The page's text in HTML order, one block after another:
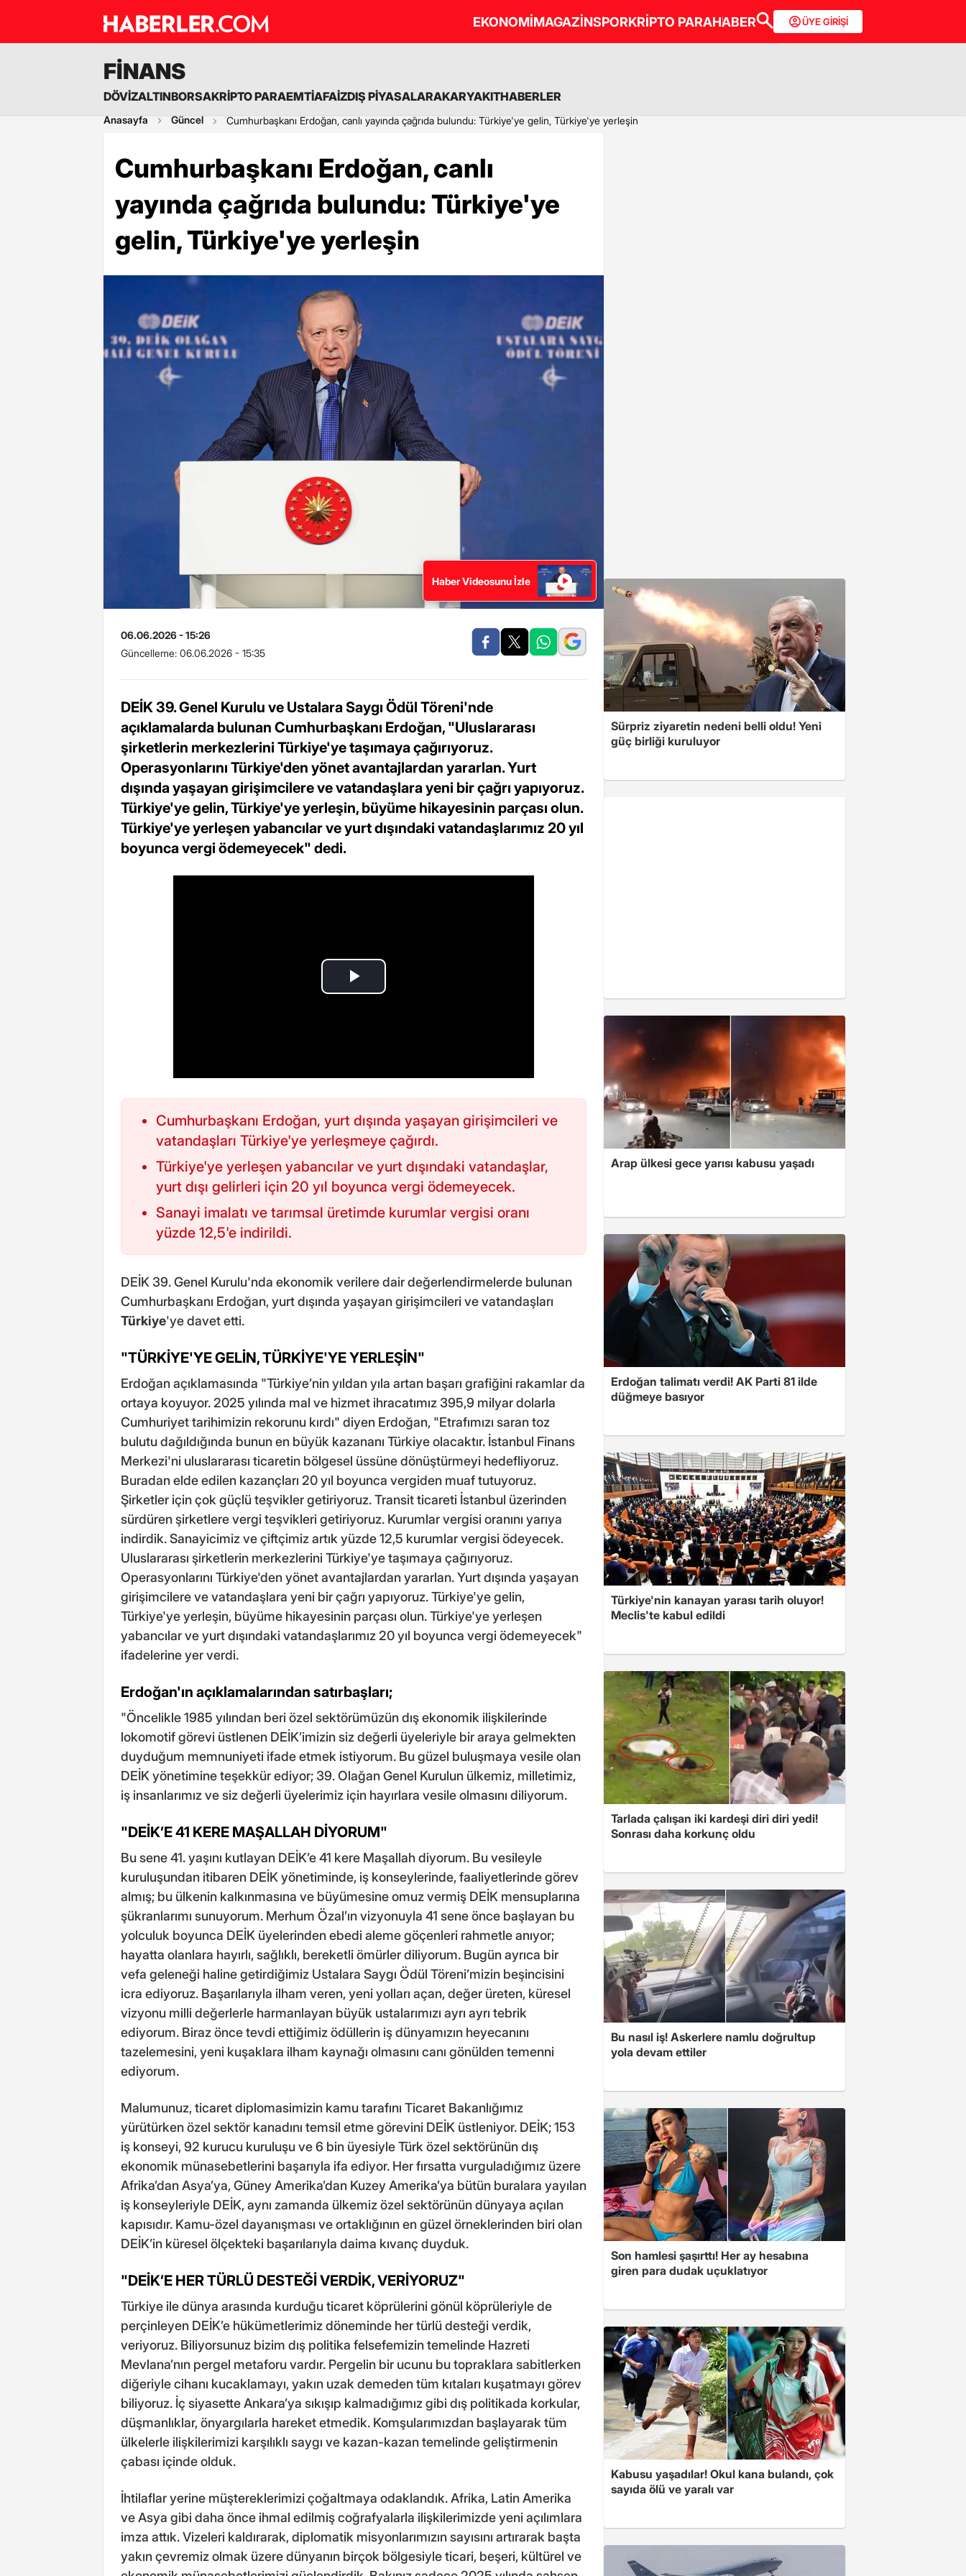
EKONOMİMAGAZİNSPORKRİPTO PARAHABER ÜYE GİRİŞİ
FİNANS
DÖVİZALTINBORSAKRİPTO PARAEMTİAFAİZDIŞ PİYASALARAKARYAKITHABERLER
Anasayfa Güncel Cumhurbaşkanı Erdoğan, canlı yayında çağrıda bulundu: Türkiye'ye gelin, Türkiye'ye yerleşin
Cumhurbaşkanı Erdoğan, canlı
yayında çağrıda bulundu: Türkiye'ye
gelin, Türkiye'ye yerleşin
Haber Videosunu İzle
06.06.2026 - 15:26
Güncelleme: 06.06.2026 - 15:35
DEİK 39. Genel Kurulu ve Ustalara Saygı Ödül Töreni'nde
açıklamalarda bulunan Cumhurbaşkanı Erdoğan, "Uluslararası
şirketlerin merkezlerini Türkiye'ye taşımaya çağırıyoruz.
Operasyonlarını Türkiye'den yönet avantajlardan yararlan. Yurt
dışında yaşayan girişimcilere ve vatandaşlara yeni bir çağrı yapıyoruz.
Türkiye'ye gelin, Türkiye'ye yerleşin, büyüme hikayesinin parçası olun.
Türkiye'ye yerleşen yabancılar ve yurt dışındaki vatandaşlarımız 20 yıl
boyunca vergi ödemeyecek" dedi.
Cumhurbaşkanı Erdoğan, yurt dışında yaşayan girişimcileri ve
vatandaşları Türkiye'ye yerleşmeye çağırdı.
Türkiye'ye yerleşen yabancılar ve yurt dışındaki vatandaşlar,
yurt dışı gelirleri için 20 yıl boyunca vergi ödemeyecek.
Sanayi imalatı ve tarımsal üretimde kurumlar vergisi oranı
yüzde 12,5'e indirildi.
DEİK 39. Genel Kurulu'nda ekonomik verilere dair değerlendirmelerde bulunan
Cumhurbaşkanı Erdoğan, yurt dışında yaşayan girişimcileri ve vatandaşları
Türkiye'ye davet etti.
"TÜRKİYE'YE GELİN, TÜRKİYE'YE YERLEŞİN"
Erdoğan açıklamasında "Türkiye’nin yıldan yıla artan başarı grafiğini rakamlar da
ortaya koyuyor. 2025 yılında mal ve hizmet ihracatımız 395,9 milyar dolarla
Cumhuriyet tarihimizin rekorunu kırdı" diyen Erdoğan, "Etrafımızı saran toz
bulutu dağıldığında bunun en büyük kazananı Türkiye olacaktır. İstanbul Finans
Merkezi'ni uluslararası ticaretin bölgesel üssüne dönüştürmeyi hedefliyoruz.
Buradan elde edilen kazançları 20 yıl boyunca vergiden muaf tutuyoruz.
Şirketler için çok güçlü teşvikler getiriyoruz. Transit ticareti İstanbul üzerinden
sürdüren şirketlere vergi teşvikleri getiriyoruz. Kurumlar vergisi oranını yarıya
indirdik. Sanayicimiz ve çiftçimiz artık yüzde 12,5 kurumlar vergisi ödeyecek.
Uluslararası şirketlerin merkezlerini Türkiye'ye taşımaya çağırıyoruz.
Operasyonlarını Türkiye'den yönet avantajlardan yararlan. Yurt dışında yaşayan
girişimcilere ve vatandaşlara yeni bir çağrı yapıyoruz. Türkiye'ye gelin,
Türkiye'ye yerleşin, büyüme hikayesinin parçası olun. Türkiye'ye yerleşen
yabancılar ve yurt dışındaki vatandaşlarımız 20 yıl boyunca vergi ödemeyecek"
ifadelerine yer verdi.
Erdoğan'ın açıklamalarından satırbaşları;
"Öncelikle 1985 yılından beri özel sektörümüzün dış ekonomik ilişkilerinde
lokomotif görevi üstlenen DEİK’imizin siz değerli üyeleriyle bir araya gelmekten
duyduğum memnuniyeti ifade etmek istiyorum. Bu güzel buluşmaya vesile olan
DEİK yönetimine teşekkür ediyor; 39. Olağan Genel Kurulun ülkemiz, milletimiz,
iş insanlarımız ve siz değerli üyelerimiz için hayırlara vesile olmasını diliyorum.
"DEİK’E 41 KERE MAŞALLAH DİYORUM"
Bu sene 41. yaşını kutlayan DEİK’e 41 kere Maşallah diyorum. Bu vesileyle
kuruluşundan itibaren DEİK yönetiminde, iş konseylerinde, faaliyetlerinde görev
almış; bu ülkenin kalkınmasına ve büyümesine omuz vermiş DEİK mensuplarına
şükranlarımı sunuyorum. Merhum Özal’ın vizyonuyla 41 sene önce başlayan bu
yolculuk boyunca DEİK üyelerinden ebedi aleme göçenleri rahmetle anıyor;
hayatta olanlara hayırlı, sağlıklı, bereketli ömürler diliyorum. Bugün ayrıca bir
vefa geleneği haline getirdiğimiz Ustalara Saygı Ödül Töreni’mizin beşincisini
icra ediyoruz. Başarılarıyla ilham veren, yeni yolları açan, değer üreten, küresel
vizyonu milli değerlerle harmanlayan büyük ustalarımızı ayrı ayrı tebrik
ediyorum. Biraz önce tevdi ettiğimiz ödüllerin iş dünyamızın heyecanını
tazelemesini, yeni kuşaklara ilham kaynağı olmasını canı gönülden temenni
ediyorum.
Malumunuz, ticaret diplomasimizin kamu tarafını Ticaret Bakanlığımız
yürütürken özel sektör kanadını temsil etme görevini DEİK üstleniyor. DEİK; 153
iş konseyi, 92 kurucu kuruluşu ve 6 bin üyesiyle Türk özel sektörünün dış
ekonomik münasebetlerini başarıyla ifa ediyor. Her fırsatta vurguladığımız üzere
Afrika’dan Asya’ya, Güney Amerika’dan Kuzey Amerika’ya bütün buralara yayılan
iş konseyleriyle DEİK, aynı zamanda ülkemiz özel sektörünün dünyaya açılan
kapısıdır. Kamu-özel dayanışması ve ortaklığının en güzel örneklerinden biri olan
DEİK’in küresel ölçekteki başarılarıyla daima kıvanç duyduk.
"DEİK’E HER TÜRLÜ DESTEĞİ VERDİK, VERİYORUZ"
Türkiye ile dünya arasında kurduğu ticaret köprülerini gönül köprüleriyle de
perçinleyen DEİK’e hükümetlerimiz döneminde her türlü desteği verdik,
veriyoruz. Biliyorsunuz bizim dış politika felsefemizin temelinde Hazreti
Mevlana’nın pergel metaforu vardır. Pergelin bir ucunu bu topraklara sabitlerken
diğeriyle cihanı kucaklamayı, yakın uzak demeden tüm kıtaları kuşatmayı görev
biliyoruz. İç siyasette Ankara’ya sıkışıp kalmadığımız gibi dış politikada korkular,
düşmanlıklar, önyargılarla hareket etmedik. Komşularımızdan başlayarak tüm
ülkelerle ilişkilerimizi karşılıklı saygı ve kazan-kazan temelinde geliştirmenin
çabası içinde olduk.
İhtilaflar yerine müştereklerimizi çoğaltmaya odaklandık. Afrika, Latin Amerika
ve Asya gibi daha önce ihmal edilmiş coğrafyalarla ilişkilerimizde yeni açılımlara
imza attık. Vizeleri kaldırarak, diplomatik misyonlarımızın sayısını artırarak başta
yakın çevremiz olmak üzere dünyanın birçok bölgesiyle ticari, beşeri, kültürel ve
Sürpriz ziyaretin nedeni belli oldu! Yeni
güç birliği kuruluyor
Arap ülkesi gece yarısı kabusu yaşadı
Erdoğan talimatı verdi! AK Parti 81 ilde
düğmeye basıyor
Türkiye'nin kanayan yarası tarih oluyor!
Meclis'te kabul edildi
Tarlada çalışan iki kardeşi diri diri yedi!
Sonrası daha korkunç oldu
Bu nasıl iş! Askerlere namlu doğrultup
yola devam ettiler
Son hamlesi şaşırttı! Her ay hesabına
giren para dudak uçuklatıyor
Kabusu yaşadılar! Okul kana bulandı, çok
sayıda ölü ve yaralı var